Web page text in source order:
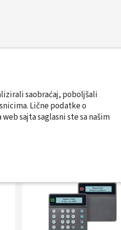
saobraćaj, poboljšali
Lične podatke o
sajta saglasni ste sa našim